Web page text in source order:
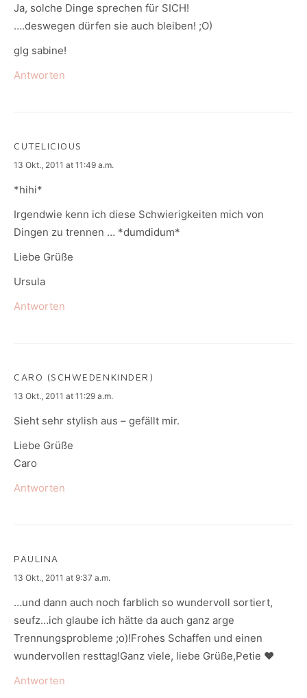
Ja, solche Dinge sprechen für SICH!
….deswegen dürfen sie auch bleiben! ;O)
glg sabine!
Antworten
CUTELICIOUS
says:
13 Okt., 2011 at 11:49 a.m.
*hihi*
Irgendwie kenn ich diese Schwierigkeiten mich von
Dingen zu trennen … *dumdidum*
Liebe Grüße
Ursula
Antworten
CARO (SCHWEDENKINDER)
says:
13 Okt., 2011 at 11:29 a.m.
Sieht sehr stylish aus – gefällt mir.
Liebe Grüße
Caro
Antworten
PAULINA
says:
13 Okt., 2011 at 9:37 a.m.
…und dann auch noch farblich so wundervoll sortiert,
seufz…ich glaube ich hätte da auch ganz arge
Trennungsprobleme ;o)!Frohes Schaffen und einen
wundervollen resttag!Ganz viele, liebe Grüße,Petie ♥
Antworten